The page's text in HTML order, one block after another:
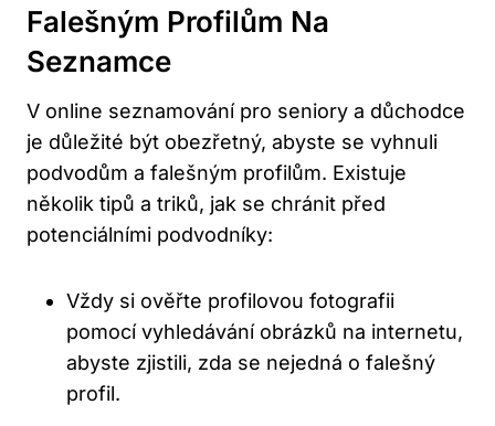
Falešným Profilům Na
Seznamce
V online seznamování pro seniory a důchodce
je důležité být obezřetný, abyste se vyhnuli
podvodům a falešným profilům. Existuje
několik tipů a triků, jak se chránit před
potenciálními podvodníky:
Vždy si ověřte profilovou fotografii
pomocí vyhledávání obrázků na internetu,
abyste zjistili, zda se nejedná o falešný
profil.